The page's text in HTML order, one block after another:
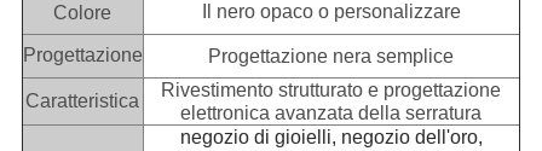
Colore Il nero opaco o personalizzare
Progettazione Progettazione nera semplice
Caratteristica
Rivestimento strutturato e progettazione
elettronica avanzata della serratura
negozio di gioielli, negozio dell'oro,